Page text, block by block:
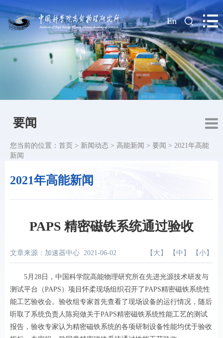
| En
要闻
2021年高能新闻
您当前的位置： 首页 > 新闻动态 > 高能新闻 > 要闻 > 2021年高能
新闻
PAPS 精密磁铁系统通过验收
文章来源：加速器中心 2021-06-02 【 大 】 【 中 】 【 小 】
5月28日，中国科学院高能物理研究所在先进光源技术研发与
测试平台（PAPS）项目怀柔现场组织召开了PAPS精密磁铁系统性
能工艺验收会。验收组专家首先查看了现场设备的运行情况，随后
听取了系统负责人陈宛做关于PAPS精密磁铁系统性能工艺的测试
报告，验收专家认为精密磁铁系统的各项研制设备性能均优于验收